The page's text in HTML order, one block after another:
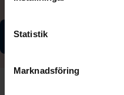
Statistik
Marknadsföring
Ta del av vår guide